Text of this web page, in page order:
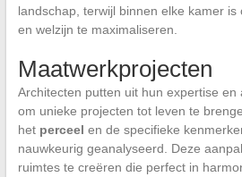
landschap, terwijl binnen elke kamer
en welzijn te maximaliseren.
Maatwerkprojecten
Architecten putten uit hun expertise en
om unieke projecten tot leven te
het perceel en de specifieke
nauwkeurig geanalyseerd. Deze
ruimtes te creëren die perfect in